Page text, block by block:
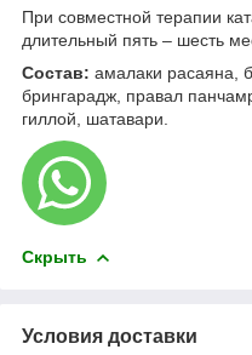
При совместной терапии
длительный пять – шесть
Состав: амалаки расаяна,
брингарадж, правал
гиллой, шатавари.
Скрыть
Условия доставки